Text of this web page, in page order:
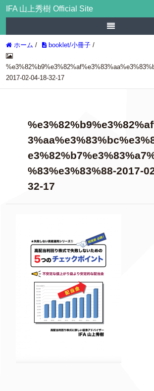
IFA 山上秀樹 Official Site
ホーム / booklet/小冊子 /
2017-02-04-18-32-17
%83%e3%83%88-2017-
32-17